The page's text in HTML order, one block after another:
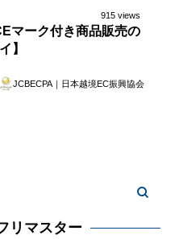
915 views
マーク付き商品販売の
】
JCBECPA｜日本越境EC振興協会
リマスター